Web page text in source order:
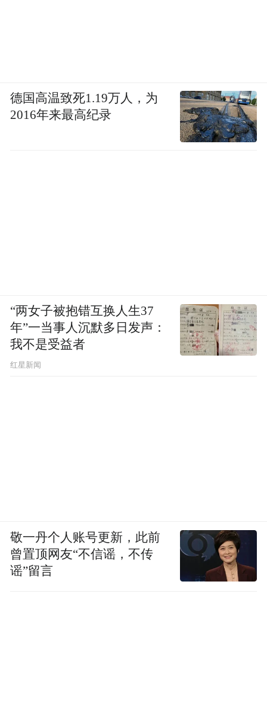
德国高温致死1.19万人，为
2016年来最高纪录
“两女子被抱错互换人生37
年”一当事人沉默多日发声：
我不是受益者
红星新闻
敬一丹个人账号更新，此前
曾置顶网友“不信谣，不传
谣”留言